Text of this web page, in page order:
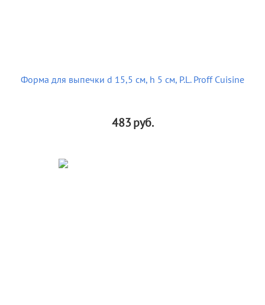
Форма для выпечки d 15,5 см, h 5 см, P.L. Proff Cuisine
483руб.